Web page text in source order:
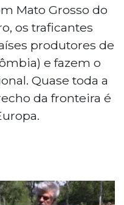
Mato Grosso do
os traficantes
produtores de
e fazem o
Quase toda a
da fronteira é